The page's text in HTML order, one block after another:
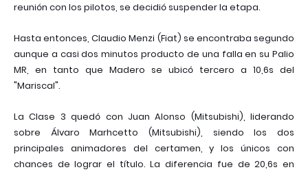
reunión con los pilotos, se decidió suspender la etapa.
Hasta entonces, Claudio Menzi (Fiat) se encontraba segundo
aunque a casi dos minutos producto de una falla en su Palio
MR, en tanto que Madero se ubicó tercero a 10,6s del
"Mariscal".
La Clase 3 quedó con Juan Alonso (Mitsubishi), liderando
sobre Álvaro Marhcetto (Mitsubishi), siendo los dos
principales animadores del certamen, y los únicos con
chances de lograr el título. La diferencia fue de 20,6s en